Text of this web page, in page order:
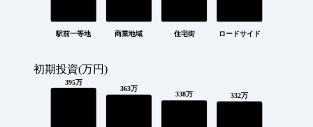
駅前一等地 商業地域 住宅街 ロードサイド
初期投資(万円)
395万
363万
338万 332万